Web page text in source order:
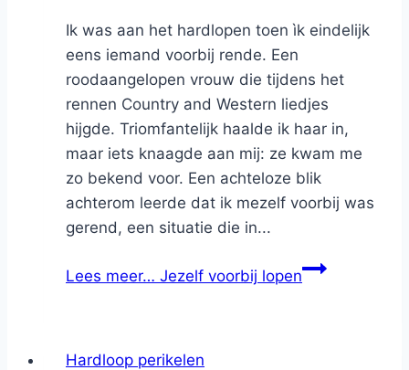
Ik was aan het hardlopen toen ìk eindelijk
eens iemand voorbij rende. Een
roodaangelopen vrouw die tijdens het
rennen Country and Western liedjes
hijgde. Triomfantelijk haalde ik haar in,
maar iets knaagde aan mij: ze kwam me
zo bekend voor. Een achteloze blik
achterom leerde dat ik mezelf voorbij was
gerend, een situatie die in...
Lees meer… Jezelf voorbij lopen
Hardloop perikelen